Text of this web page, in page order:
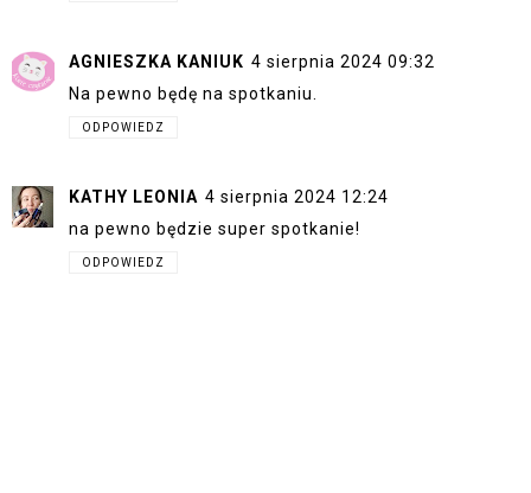
AGNIESZKA KANIUK 4 sierpnia 2024 09:32
Na pewno będę na spotkaniu.
ODPOWIEDZ
KATHY LEONIA 4 sierpnia 2024 12:24
na pewno będzie super spotkanie!
ODPOWIEDZ